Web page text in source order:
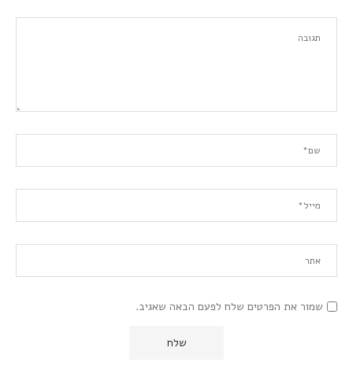
שמור את הפרטים שלח לפעם הבאה שאגיב.